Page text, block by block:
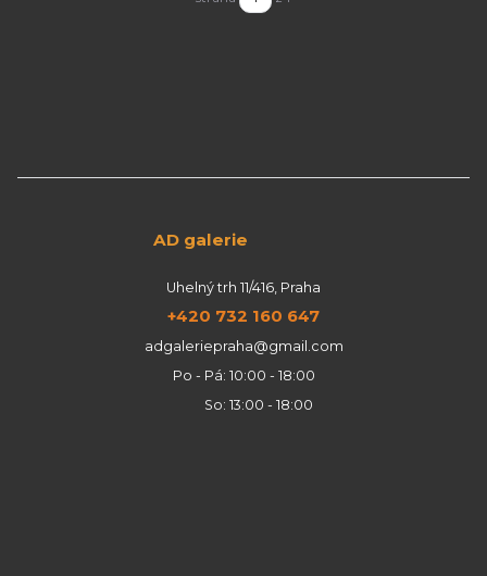
AD galerie
Uhelný trh 11/416, Praha
+420 732 160 647
adgaleriepraha@gmail.com
Po - Pá: 10:00 - 18:00
So: 13:00 - 18:00